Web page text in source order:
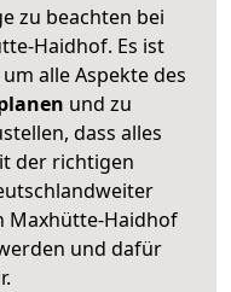
zu beachten bei
Haidhof. Es ist
alle Aspekte des
und zu
dass alles
der richtigen
Maxhütte-Haidhof
und dafür